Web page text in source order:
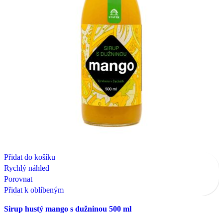
Přidat do košíku
Rychlý náhled
Porovnat
Přidat k oblíbeným
Sirup hustý mango s dužninou 500 ml